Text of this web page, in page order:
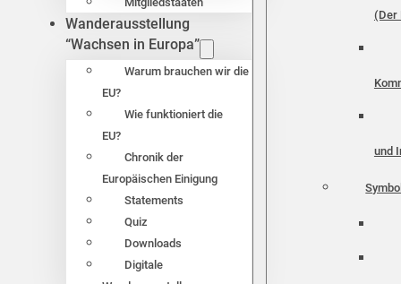
Wanderausstellung
“Wachsen in Europa”
Warum brauchen wir die
EU?
Wie funktioniert die
EU?
Chronik der
Europäischen Einigung
Statements
Quiz
Downloads
Digitale
(Der
und